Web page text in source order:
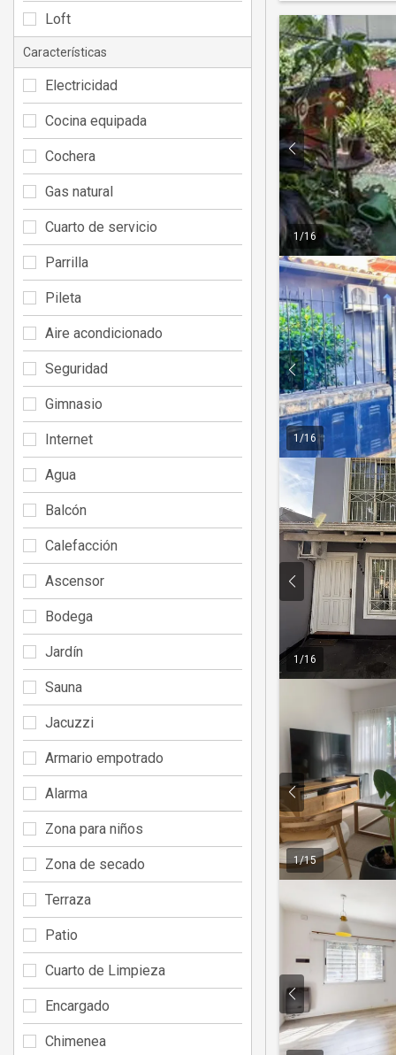
1 /16
1 /16
1 /16
1/15
Loft
Características
Electricidad
Cocina equipada
Cochera
Gas natural
Cuarto de servicio
Parrilla
Pileta
Aire acondicionado
Seguridad
Gimnasio
Internet
Agua
Balcón
Calefacción
Ascensor
Bodega
Jardín
Sauna
Jacuzzi
Armario empotrado
Alarma
Zona para niños
Zona de secado
Terraza
Patio
Cuarto de Limpieza
Encargado
Chimenea